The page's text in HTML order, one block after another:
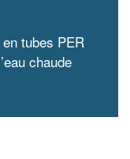
tubes PER
chaude